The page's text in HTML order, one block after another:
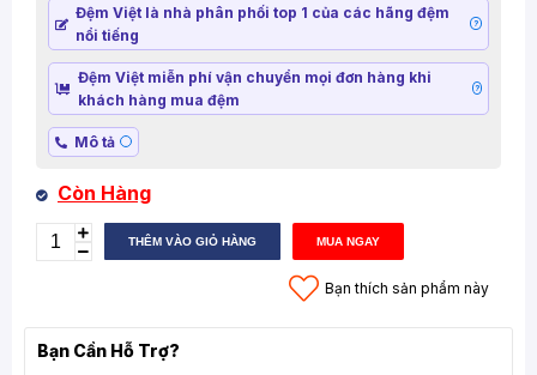
Đệm Việt là nhà phân phối top 1 của các hãng đệm
nổi tiếng
?
Đệm Việt miễn phí vận chuyển mọi đơn hàng khi
khách hàng mua đệm
?
Mô tả
Còn Hàng
THÊM VÀO GIỎ HÀNG MUA NGAY
Bạn thích sản phẩm này
Bạn Cần Hỗ Trợ?